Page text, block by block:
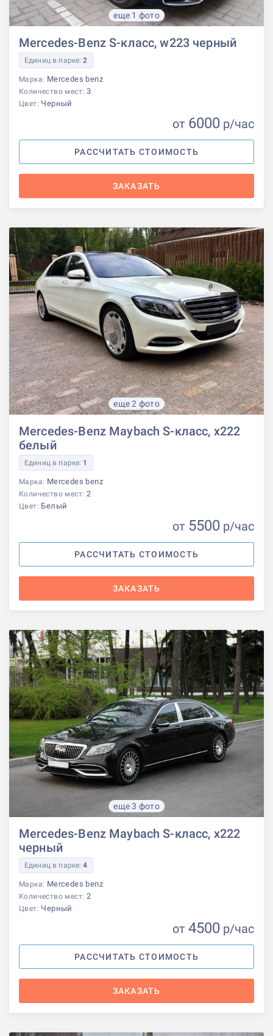
еще 1 фото
Mercedes-Benz S-класс, w223 черный
Единиц в парке:2
Марка: Mercedes benz
Количество мест: 3
Цвет: Черный
от 6000 р/час
РАССЧИТАТЬ СТОИМОСТЬ
ЗАКАЗАТЬ
еще 2 фото
Mercedes-Benz Maybach S-класс, x222
белый
Единиц в парке: 1
Марка: Mercedes benz
Количество мест: 2
Цвет: Белый
от 5500 р/час
РАССЧИТАТЬ СТОИМОСТЬ
ЗАКАЗАТЬ
еще 3 фото
Mercedes-Benz Maybach S-класс, x222
черный
Единиц в парке:4
Марка: Mercedes benz
Количество мест: 2
Цвет: Черный
от 4500 р/час
РАССЧИТАТЬ СТОИМОСТЬ
ЗАКАЗАТЬ